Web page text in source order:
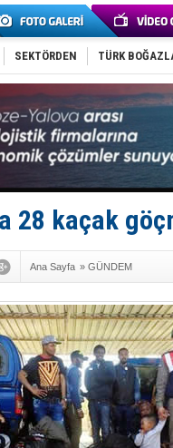
SEKTÖRDEN TÜRK
28 kaçak
Ana Sayfa » GÜNDEM